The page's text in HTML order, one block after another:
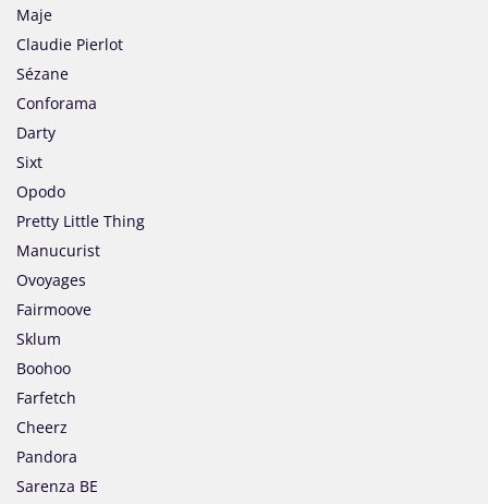
Maje
Claudie Pierlot
Sézane
Conforama
Darty
Sixt
Opodo
Pretty Little Thing
Manucurist
Ovoyages
Fairmoove
Sklum
Boohoo
Farfetch
Cheerz
Pandora
Sarenza BE